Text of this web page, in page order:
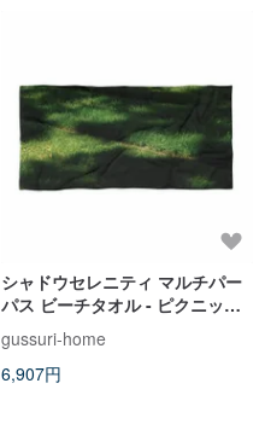
シャドウセレニティ マルチパー
パス ビーチタオル - ピクニッ
ク、旅行＆日光浴
gussuri-home
6,907円